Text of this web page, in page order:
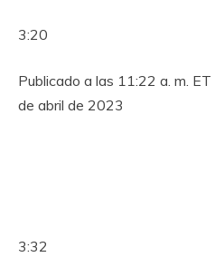
3:20
Publicado a las 11:22 a. m.
de abril de 2023
3:32